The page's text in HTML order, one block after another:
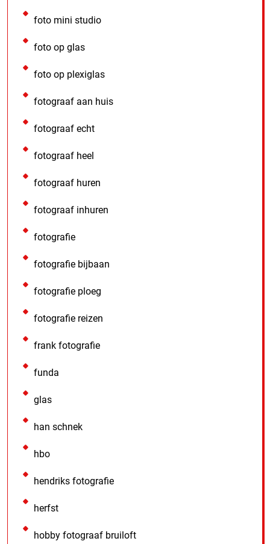
foto mini studio
foto op glas
foto op plexiglas
fotograaf aan huis
fotograaf echt
fotograaf heel
fotograaf huren
fotograaf inhuren
fotografie
fotografie bijbaan
fotografie ploeg
fotografie reizen
frank fotografie
funda
glas
han schnek
hbo
hendriks fotografie
herfst
hobby fotograaf bruiloft